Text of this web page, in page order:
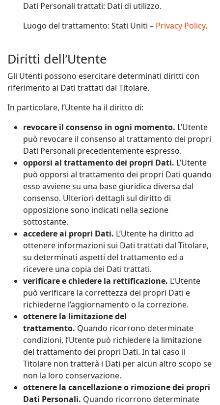
Dati Personali trattati: Dati di utilizzo.
Luogo del trattamento: Stati Uniti – Privacy Policy.
Diritti dell’Utente
Gli Utenti possono esercitare determinati diritti con
riferimento ai Dati trattati dal Titolare.
In particolare, l’Utente ha il diritto di:
revocare il consenso in ogni momento. L’Utente
può revocare il consenso al trattamento dei propri
Dati Personali precedentemente espresso.
opporsi al trattamento dei propri Dati. L’Utente
può opporsi al trattamento dei propri Dati quando
esso avviene su una base giuridica diversa dal
consenso. Ulteriori dettagli sul diritto di
opposizione sono indicati nella sezione
sottostante.
accedere ai propri Dati. L’Utente ha diritto ad
ottenere informazioni sui Dati trattati dal Titolare,
su determinati aspetti del trattamento ed a
ricevere una copia dei Dati trattati.
verificare e chiedere la rettificazione. L’Utente
può verificare la correttezza dei propri Dati e
richiederne l’aggiornamento o la correzione.
ottenere la limitazione del
trattamento. Quando ricorrono determinate
condizioni, l’Utente può richiedere la limitazione
del trattamento dei propri Dati. In tal caso il
Titolare non tratterà i Dati per alcun altro scopo se
non la loro conservazione.
ottenere la cancellazione o rimozione dei propri
Dati Personali. Quando ricorrono determinate